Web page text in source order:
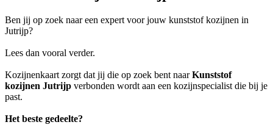
Ben jij op zoek naar een expert voor jouw kunststof kozijnen in
Jutrijp?
Lees dan vooral verder.
Kozijnenkaart zorgt dat jij die op zoek bent naarKunststof
kozijnen Jutrijp verbonden wordt aan een kozijnspecialist die bij je
past.
Het beste gedeelte?